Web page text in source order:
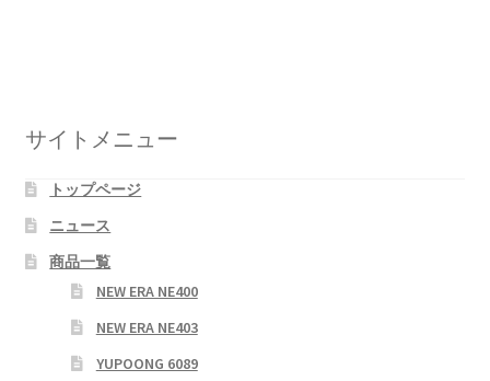
ゲ
ー
シ
ョ
サイトメニュー
トップページ
ニュース
商品一覧
NEW ERA NE400
NEW ERA NE403
YUPOONG 6089